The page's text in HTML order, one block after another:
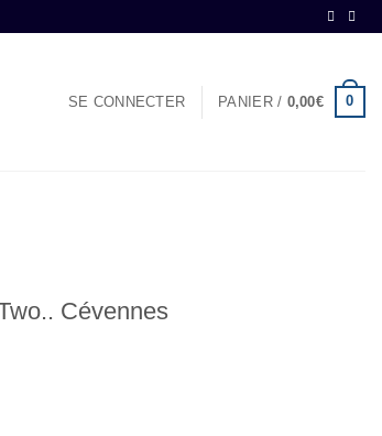
SE CONNECTER PANIER / 0,00€ 0
Cévennes